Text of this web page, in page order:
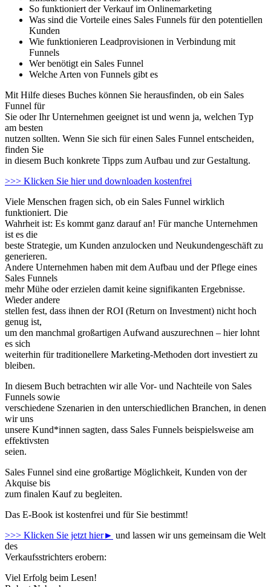
So funktioniert der Verkauf im Onlinemarketing
Was sind die Vorteile eines Sales Funnels für den potentiellen
Kunden
Wie funktionieren Leadprovisionen in Verbindung mit
Funnels
Wer benötigt ein Sales Funnel
Welche Arten von Funnels gibt es
Mit Hilfe dieses Buches können Sie herausfinden, ob ein Sales
Funnel für
Sie oder Ihr Unternehmen geeignet ist und wenn ja, welchen Typ
am besten
nutzen sollten. Wenn Sie sich für einen Sales Funnel entscheiden,
finden Sie
in diesem Buch konkrete Tipps zum Aufbau und zur Gestaltung.
>>> Klicken Sie hier und downloaden kostenfrei
Viele Menschen fragen sich, ob ein Sales Funnel wirklich
funktioniert. Die
Wahrheit ist: Es kommt ganz darauf an! Für manche Unternehmen
ist es die
beste Strategie, um Kunden anzulocken und Neukundengeschäft zu
generieren.
Andere Unternehmen haben mit dem Aufbau und der Pflege eines
Sales Funnels
mehr Mühe oder erzielen damit keine signifikanten Ergebnisse.
Wieder andere
stellen fest, dass ihnen der ROI (Return on Investment) nicht hoch
genug ist,
um den manchmal großartigen Aufwand auszurechnen – hier lohnt
es sich
weiterhin für traditionellere Marketing-Methoden dort investiert zu
bleiben.
In diesem Buch betrachten wir alle Vor- und Nachteile von Sales
Funnels sowie
verschiedene Szenarien in den unterschiedlichen Branchen, in denen
wir uns
unsere Kund*innen sagten, dass Sales Funnels beispielsweise am
effektivsten
seien.
Sales Funnel sind eine großartige Möglichkeit, Kunden von der
Akquise bis
zum finalen Kauf zu begleiten.
Das E-Book ist kostenfrei und für Sie bestimmt!
>>> Klicken Sie jetzt hier► und lassen wir uns gemeinsam die Welt
des
Verkaufsstrichters erobern:
Viel Erfolg beim Lesen!